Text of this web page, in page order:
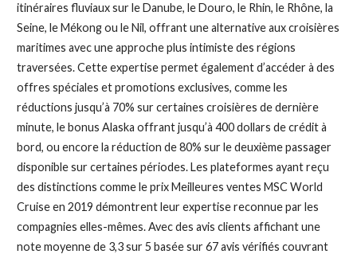
itinéraires fluviaux sur le Danube, le Douro, le Rhin, le Rhône, la
Seine, le Mékong ou le Nil, offrant une alternative aux croisières
maritimes avec une approche plus intimiste des régions
traversées. Cette expertise permet également d’accéder à des
offres spéciales et promotions exclusives, comme les
réductions jusqu’à 70% sur certaines croisières de dernière
minute, le bonus Alaska offrant jusqu’à 400 dollars de crédit à
bord, ou encore la réduction de 80% sur le deuxième passager
disponible sur certaines périodes. Les plateformes ayant reçu
des distinctions comme le prix Meilleures ventes MSC World
Cruise en 2019 démontrent leur expertise reconnue par les
compagnies elles-mêmes. Avec des avis clients affichant une
note moyenne de 3,3 sur 5 basée sur 67 avis vérifiés couvrant